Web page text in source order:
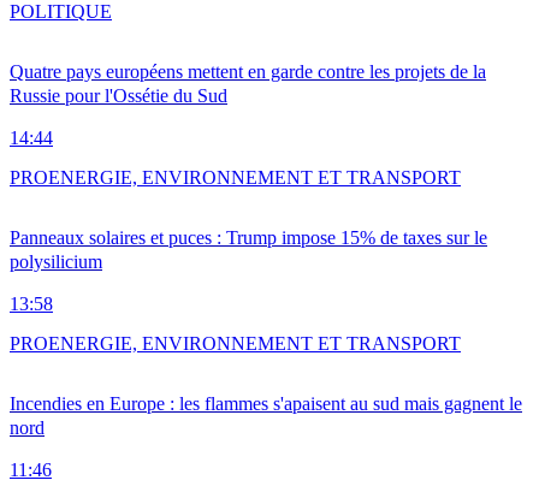
Quatre pays européens mettent en garde contre les projets de la
Russie pour l'Ossétie du Sud
14:44
POLITIQUE
Panneaux solaires et puces : Trump impose 15% de taxes sur le
polysilicium
13:58
PROENERGIE, ENVIRONNEMENT ET TRANSPORT
Incendies en Europe : les flammes s'apaisent au sud mais gagnent le
nord
11:46
PROENERGIE, ENVIRONNEMENT ET TRANSPORT